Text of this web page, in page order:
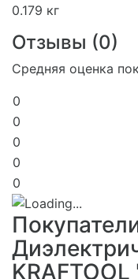
0.179 кг
Отзывы (0)
Средняя оценка
0
0
0
0
0